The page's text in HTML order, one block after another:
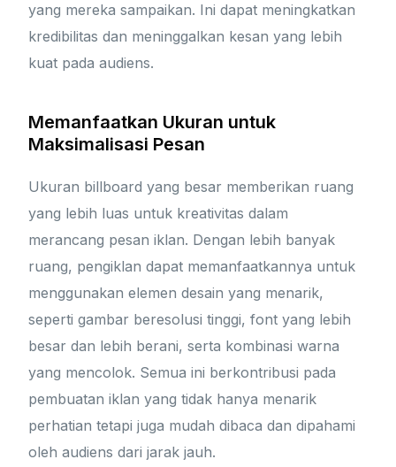
yang mereka sampaikan. Ini dapat meningkatkan
kredibilitas dan meninggalkan kesan yang lebih
kuat pada audiens.
Memanfaatkan Ukuran untuk
Maksimalisasi Pesan
Ukuran billboard yang besar memberikan ruang
yang lebih luas untuk kreativitas dalam
merancang pesan iklan. Dengan lebih banyak
ruang, pengiklan dapat memanfaatkannya untuk
menggunakan elemen desain yang menarik,
seperti gambar beresolusi tinggi, font yang lebih
besar dan lebih berani, serta kombinasi warna
yang mencolok. Semua ini berkontribusi pada
pembuatan iklan yang tidak hanya menarik
perhatian tetapi juga mudah dibaca dan dipahami
oleh audiens dari jarak jauh.